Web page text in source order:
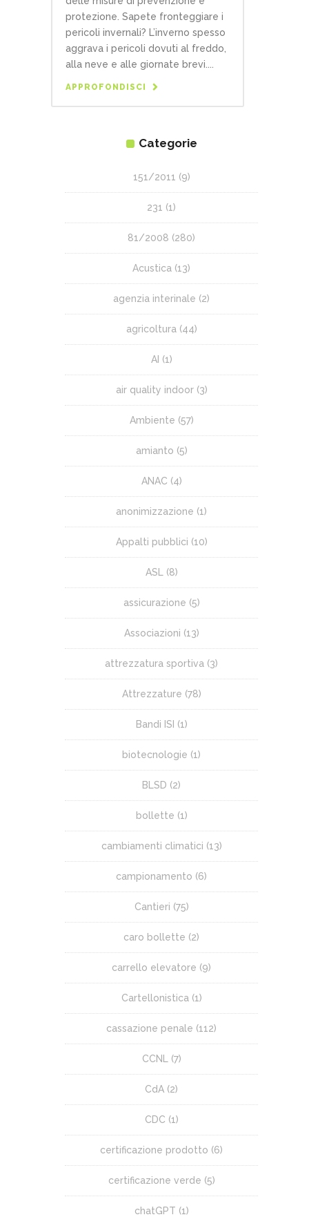
protezione. Sapete fronteggiare i
pericoli invernali? L’inverno spesso
aggrava i pericoli dovuti al freddo,
alla neve e alle giornate brevi....
APPROFONDISCI
Categorie
151/2011 (9)
231 (1)
81/2008 (280)
Acustica (13)
agenzia interinale (2)
agricoltura (44)
AI (1)
air quality indoor(3)
Ambiente (57)
amianto (5)
ANAC (4)
anonimizzazione (1)
Appalti pubblici (10)
ASL (8)
assicurazione (5)
Associazioni (13)
attrezzatura sportiva (3)
Attrezzature (78)
Bandi ISI (1)
biotecnologie (1)
BLSD (2)
bollette (1)
cambiamenti climatici (13)
campionamento (6)
Cantieri (75)
caro bollette (2)
carrello elevatore (9)
Cartellonistica (1)
cassazione penale (112)
CCNL (7)
CdA (2)
CDC (1)
certificazione prodotto (6)
certificazione verde (5)
chatGPT (1)